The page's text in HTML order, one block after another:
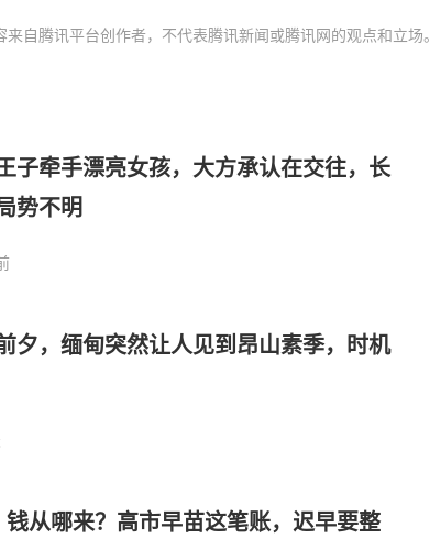
来自腾讯平台创作者，不代表腾讯新闻或腾讯网的观点和立场。
子牵手漂亮女孩，大方承认在交往，长
势不明
夕，缅甸突然让人见到昂山素季，时机
从哪来？高市早苗这笔账，迟早要整